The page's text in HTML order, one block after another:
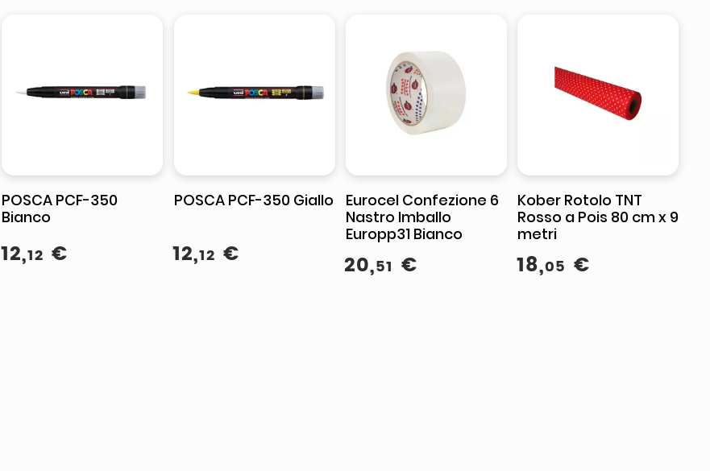
POSCA PCF-350
Bianco
12,12 €
POSCA PCF-350 Giallo
12,12 €
Eurocel Confezione 6
Nastro Imballo
Europp31 Bianco
20,51 €
Kober Rotolo TNT
Rosso a Pois 80 cm x 9
metri
18,05 €